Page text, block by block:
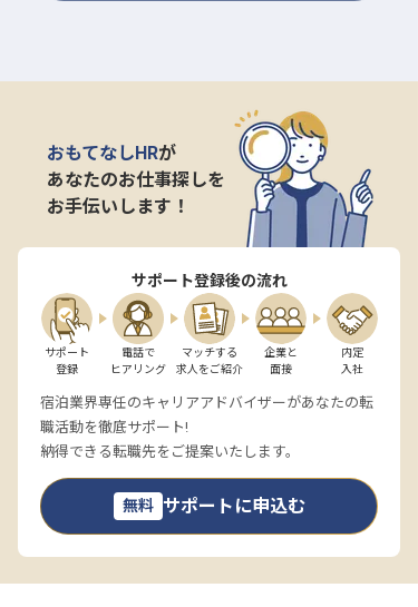
おもてなしHRが
あなたのお仕事探しを
お手伝いします！
サポート登録後の流れ
サポート
登録
電話で
ヒアリング
マッチする
求人をご紹介
企業と
面接
内定
入社
宿泊業界専任のキャリアアドバイザーがあなたの転
職活動を徹底サポート!
納得できる転職先をご提案いたします。
無料 サポートに申込む